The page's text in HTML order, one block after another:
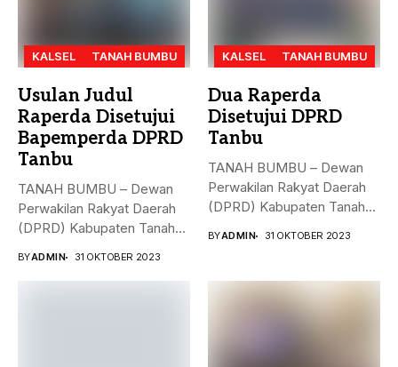
KALSEL TANAH BUMBU
Usulan Judul
Raperda Disetujui
Bapemperda DPRD
Tanbu
TANAH BUMBU – Dewan
Perwakilan Rakyat Daerah
(DPRD) Kabupaten Tanah
BYADMIN 31 OKTOBER 2023
KALSEL TANAH BUMBU
Dua Raperda
Disetujui DPRD
Tanbu
TANAH BUMBU – Dewan
Perwakilan Rakyat Daerah
(DPRD) Kabupaten Tanah
BYADMIN 31 OKTOBER 2023